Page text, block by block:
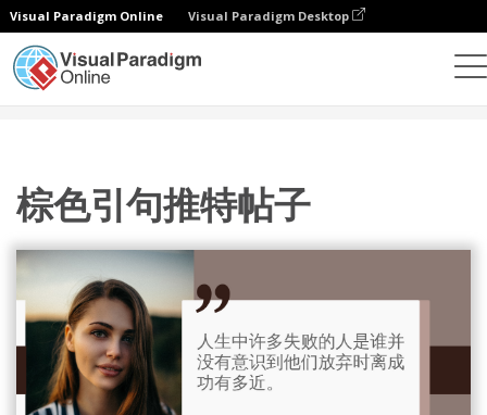
Visual Paradigm Online Visual Paradigm Desktop
棕色引句推特帖子